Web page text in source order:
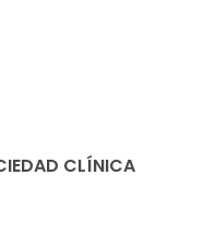
CLÍNICA